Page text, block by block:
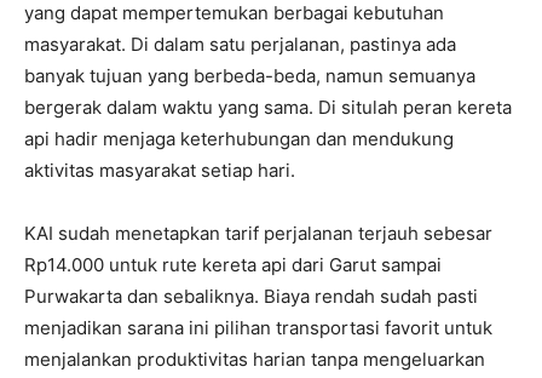
yang dapat mempertemukan berbagai kebutuhan
masyarakat. Di dalam satu perjalanan, pastinya ada
banyak tujuan yang berbeda-beda, namun semuanya
bergerak dalam waktu yang sama. Di situlah peran kereta
api hadir menjaga keterhubungan dan mendukung
aktivitas masyarakat setiap hari.
KAI sudah menetapkan tarif perjalanan terjauh sebesar
Rp14.000 untuk rute kereta api dari Garut sampai
Purwakarta dan sebaliknya. Biaya rendah sudah pasti
menjadikan sarana ini pilihan transportasi favorit untuk
menjalankan produktivitas harian tanpa mengeluarkan